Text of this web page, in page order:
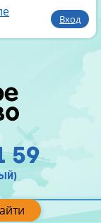
Вход
59